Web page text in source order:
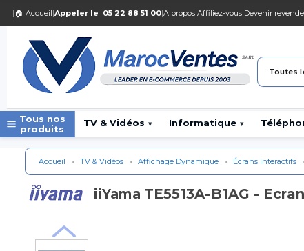
| 🏠 Accueil|Appeler le 05 22 88 51 00|A propos|Affiliez-vous|Devenir
Toutes
Tous nos
produits
TV & Vidéos ▾ Informatique ▾
Accueil » TV & Vidéos » Affichage Dynamique » Écrans interactifs
iiYama TE5513A-B1AG -